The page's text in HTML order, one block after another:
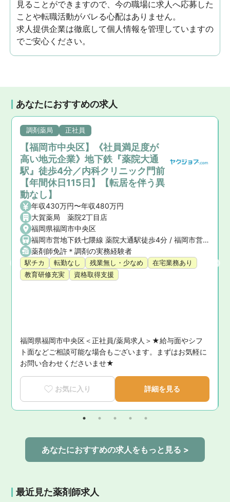
見ることができますので、今の職場に求人へ応募した
ことや転職活動がバレる心配はありません。
求人提供企業は徹底して個人情報を管理していますの
でご安心ください。
あなたにおすすめの求人
調剤薬局 正社員
【福岡市中央区】《社員満足度が
高い地元企業》地下鉄『薬院大通
駅』徒歩4分／内科クリニック門前
【年間休日115日】【転居を伴う異
動なし】
年収430万円〜年収480万円
大賀薬局 薬院2丁目店
福岡県福岡市中央区
福岡市営地下鉄七隈線 薬院大通駅徒歩4分 / 福岡市営地下鉄七隈線 薬院駅徒歩16分 / 西鉄天神大牟田線 薬院駅徒歩16分
薬剤師免許＊調剤の実務経験者
駅チカ 転勤なし 残業無し・少なめ
在宅業務あり
教育研修充実
資格取得支援
福岡県福岡市中央区＜正社員/薬局求人＞★給与面やシフ
ト面などご相談可能な場合もございます。まずはお気軽に
お問い合わせくださいませ★
お気に入り 詳細を見る
あなたにおすすめの求人をもっと見る >
最近見た薬剤師求人